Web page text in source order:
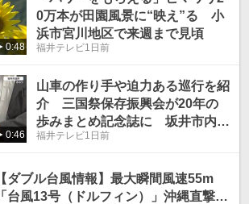
0:48
0万本が田園風景に“映え”る 小
浜市宮川地区で来週まで見頃
福井テレビ1日前
0:46
山車の作り手や迫力ある巡行を紹
介 三国祭保存振興会が20年の
歩みまとめ記念誌に 坂井市内の
小学校や図書館に配布
福井テレビ1日前
【ダブル台風情報】最大瞬間風速55m
「台風13号（ドルフィン）」沖縄直撃…